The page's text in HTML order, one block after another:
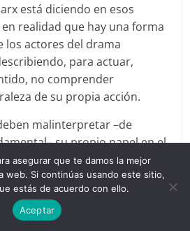
está diciendo en esos
realidad que hay una forma
los actores del drama
para actuar,
no comprender
de su propia acción.
malinterpretar –de
su propio papel en el
proyecto de Marx, que es a la
y un proyecto teórico, es
es, de hecho, dotar a la
comprensión real de su papel
asegurar que te damos la mejor
web. Si continúas usando este sitio,
estás de acuerdo con ello.
Aceptar